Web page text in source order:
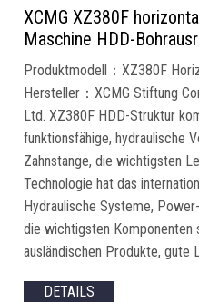
XCMG XZ380F
Maschine HDD-
Produktmodell：XZ380F
Hersteller：XCMG Stiftung
Ltd. XZ380F HDD-Struktur
funktionsfähige, hydraulische
Zahnstange, die wichtigsten
Technologie hat das
Hydraulische Systeme,
die wichtigsten Komponenten
ausländischen Produkte, gute
DETAILS